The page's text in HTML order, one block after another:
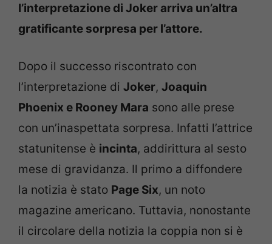
l’interpretazione di Joker arriva un’altra
gratificante sorpresa per l’attore.
Dopo il successo riscontrato con
l’interpretazione di Joker, Joaquin
Phoenix e Rooney Mara sono alle prese
con un’inaspettata sorpresa. Infatti l’attrice
statunitense è incinta, addirittura al sesto
mese di gravidanza. Il primo a diffondere
la notizia è stato Page Six, un noto
magazine americano. Tuttavia, nonostante
il circolare della notizia la coppia non si è